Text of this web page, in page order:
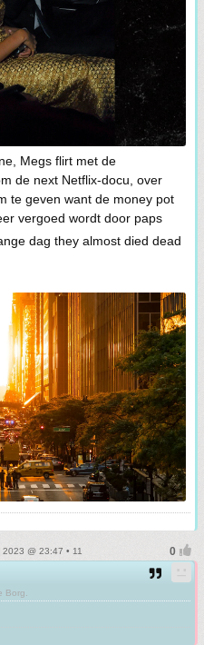
Megs flirt met de
de next Netflix-docu, over
te geven want de money pot
vergoed wordt door paps
dag they almost died dead
@ 23:47 • 11
Borg.